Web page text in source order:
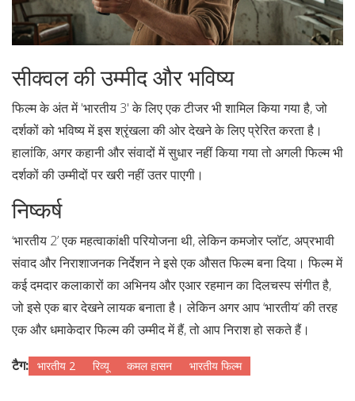
सीक्वल की उम्मीद और भविष्य
फिल्म के अंत में 'भारतीय 3' के लिए एक टीजर भी शामिल किया गया है, जो
दर्शकों को भविष्य में इस श्रृंखला की ओर देखने के लिए प्रेरित करता है।
हालांकि, अगर कहानी और संवादों में सुधार नहीं किया गया तो अगली फिल्म भी
दर्शकों की उम्मीदों पर खरी नहीं उतर पाएगी।
निष्कर्ष
‘भारतीय 2’ एक महत्वाकांक्षी परियोजना थी, लेकिन कमजोर प्लॉट, अप्रभावी
संवाद और निराशाजनक निर्देशन ने इसे एक औसत फिल्म बना दिया। फिल्म में
कई दमदार कलाकारों का अभिनय और एआर रहमान का दिलचस्प संगीत है,
जो इसे एक बार देखने लायक बनाता है। लेकिन अगर आप ‘भारतीय’ की तरह
एक और धमाकेदार फिल्म की उम्मीद में हैं, तो आप निराश हो सकते हैं।
टैग: भारतीय 2 रिव्यू कमल हासन भारतीय फिल्म